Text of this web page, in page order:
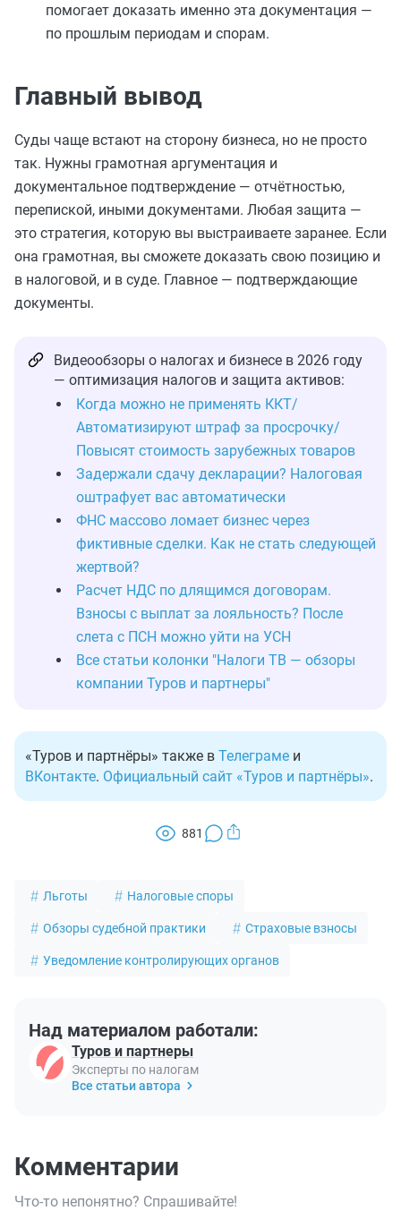
помогает доказать именно эта документация —
по прошлым периодам и спорам.
Главный вывод
Суды чаще встают на сторону бизнеса, но не просто
так. Нужны грамотная аргументация и
документальное подтверждение — отчётностью,
перепиской, иными документами. Любая защита —
это стратегия, которую вы выстраиваете заранее. Если
она грамотная, вы сможете доказать свою позицию и
в налоговой, и в суде. Главное — подтверждающие
документы.
Видеообзоры о налогах и бизнесе в 2026 году
— оптимизация налогов и защита активов:
Когда можно не применять ККТ/
Автоматизируют штраф за просрочку/
Повысят стоимость зарубежных товаров
Задержали сдачу декларации? Налоговая
оштрафует вас автоматически
ФНС массово ломает бизнес через
фиктивные сделки. Как не стать следующей
жертвой?
Расчет НДС по длящимся договорам.
Взносы с выплат за лояльность? После
слета с ПСН можно уйти на УСН
Все статьи колонки "Налоги ТВ — обзоры
компании Туров и партнеры"
«Туров и партнёры» также в Телеграме и
ВКонтакте. Официальный сайт «Туров и партнёры».
881
Льготы Налоговые споры
Обзоры судебной практики Страховые взносы
Уведомление контролирующих органов
Над материалом работали:
Туров и партнеры
Эксперты по налогам
Все статьи автора
Комментарии
Что-то непонятно? Спрашивайте!